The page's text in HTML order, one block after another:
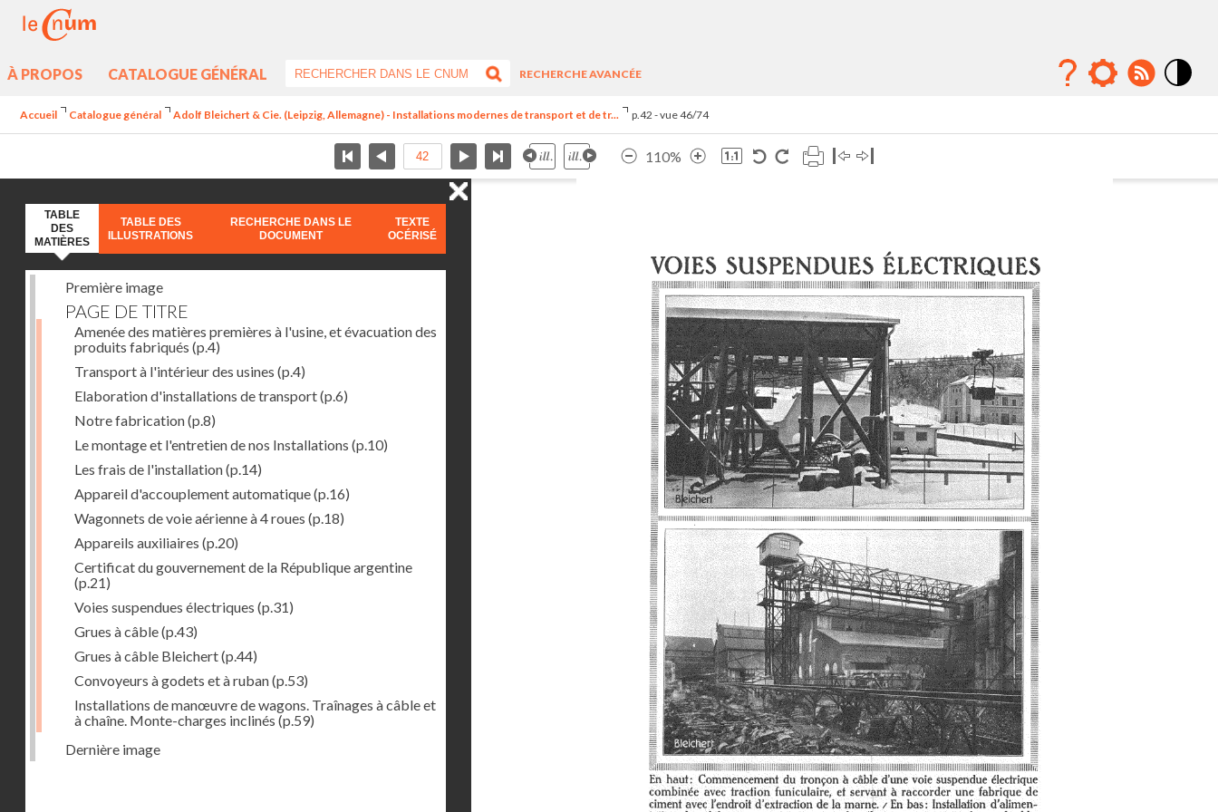
À PROPOS CATALOGUE GÉNÉRAL
RECHERCHE AVANCÉE
Accueil Catalogue général Adolf Bleichert & Cie. (Leipzig, Allemagne) - Installations modernes de transport et de tr... p.42 - vue 46/74
110%
TABLE
DES
MATIÈRES
TABLE DES
ILLUSTRATIONS
RECHERCHE DANS LE
DOCUMENT
TEXTE
OCÉRISÉ
Première image
PAGE DE TITRE
Amenée des matières premières à l'usine, et évacuation des
produits fabriqués (p.4)
Transport à l'intérieur des usines (p.4)
Elaboration d'installations de transport(p.6)
Notre fabrication(p.8)
Le montage et l'entretien de nos Installations (p.10)
Les frais de l'installation(p.14)
Appareil d'accouplement automatique(p.16)
Wagonnets de voie aérienne à 4 roues (p.18)
Appareils auxiliaires (p.20)
Certificat du gouvernement de la République argentine
(p.21)
Voies suspendues électriques (p.31)
Grues à câble(p.43)
Grues à câble Bleichert(p.44)
Convoyeurs à godets et à ruban(p.53)
Installations de manœuvre de wagons. Traînages à câble et
à chaîne. Monte-charges inclinés (p.59)
Dernière image